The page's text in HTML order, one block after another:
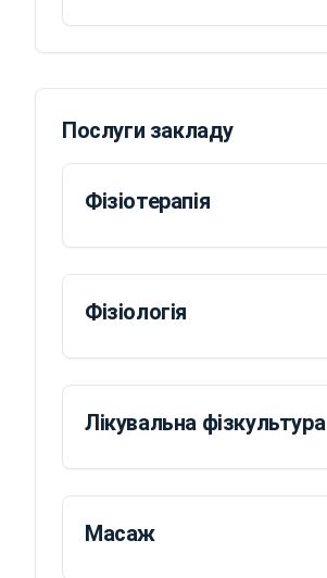
Послуги закладу
Фізіотерапія
Фізіологія
Лікувальна фізкультура
Масаж